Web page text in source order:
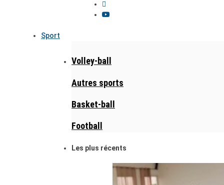
Sport
Volley-ball
Autres sports
Basket-ball
Football
Les plus récents